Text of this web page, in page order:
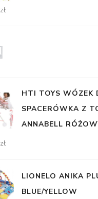
zł
HTI TOYS WÓZEK
SPACERÓWKA Z
ANNABELL
zł
LIONELO ANIKA
BLUE/YELLOW